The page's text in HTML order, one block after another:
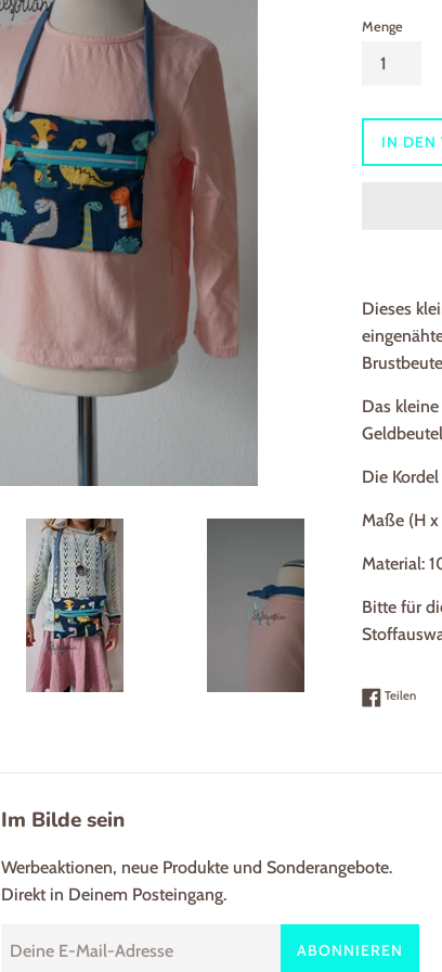
Menge
IN DEN
Dieses
Das
Die
Maße (H x
Material:
Bitte für
TeilenAuf
Im Bilde sein
Werbeaktionen, neue Produkte und Sonderangebote.
Direkt in Deinem Posteingang.
ABONNIEREN